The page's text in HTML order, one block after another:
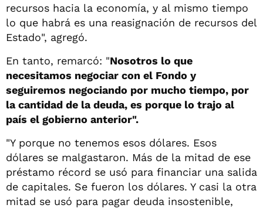
recursos hacia la economía, y al mismo tiempo
lo que habrá es una reasignación de recursos del
Estado", agregó.
En tanto, remarcó: "Nosotros lo que
necesitamos negociar con el Fondo y
seguiremos negociando por mucho tiempo, por
la cantidad de la deuda, es porque lo trajo al
país el gobierno anterior".
"Y porque no tenemos esos dólares. Esos
dólares se malgastaron. Más de la mitad de ese
préstamo récord se usó para financiar una salida
de capitales. Se fueron los dólares. Y casi la otra
mitad se usó para pagar deuda insostenible,